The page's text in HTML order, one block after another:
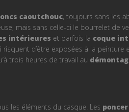
caoutchouc, toujours sans les
mais sans celle-ci le bourrelet de
intérieures et parfois la coque
d’être exposées à la peinture
trois heures de travail au
les éléments du casque. Les poncer